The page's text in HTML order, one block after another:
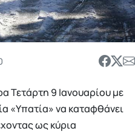
Τετάρτη 9 Ιανουαρίου με
«Υπατία» να καταφθάνει
ως κύρια